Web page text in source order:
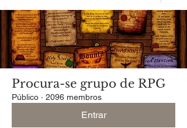
Procura-se grupo de RPG
Público · 2096 membros
Entrar